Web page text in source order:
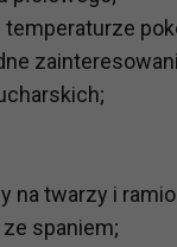
temperaturze
na twarzy i
spaniem;
przekazać
prawa np. sądy
też